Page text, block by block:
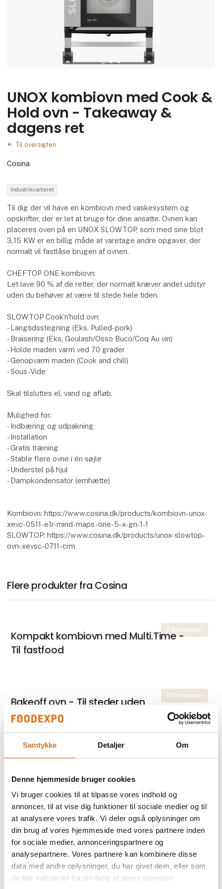
Samtykke Detaljer Om
Denne hjemmeside bruger cookies
Vi bruger cookies til at tilpasse vores indhold og
annoncer, til at vise dig funktioner til sociale medier og til
at analysere vores trafik. Vi deler også oplysninger om
din brug af vores hjemmeside med vores partnere inden
for sociale medier, annonceringspartnere og
analysepartnere. Vores partnere kan kombinere disse
data med andre oplysninger, du har givet dem, eller som
de har indsamlet fra din brug af deres tjenester.
UNOX kombiovn med Cook &
Hold ovn - Takeaway &
dagens ret
Til oversigten
Cosina
Industrikvarteret
Til dig der vil have en kombiovn med vaskesystem og
opskrifter, der er let at bruge for dine ansatte. Ovnen kan
placeres oven på en UNOX SLOWTOP, som med sine blot
3,15 KW er en billig måde at varetage andre opgaver, der
normalt vil fastlåse brugen af ovnen.
CHEFTOP ONE kombiovn:
Let lave 90 % af de retter, der normalt kræver andet udstyr
uden du behøver at være til stede hele tiden.
SLOWTOP Cook'n'hold ovn:
- Langtidsstegning (Eks. Pulled-pork)
- Braisering (Eks. Goulash/Osso Buco/Coq Au vin)
- Holde maden varm ved 70 grader
- Genopvarm maden (Cook and chill)
- Sous-Vide
Skal tilsluttes el, vand og afløb.
Mulighed for:
- Indbæring og udpakning
- Installation
- Gratis træning
- Stable flere ovne i én søjle
- Understel på hjul
- Dampkondensator (emhætte)
Kombiovn: https://www.cosina.dk/products/kombiovn-unox-
xevc-0511-e1r-mind-maps-one-5-x-gn-1-1
SLOWTOP: https://www.cosina.dk/products/unox-slowtop-
ovn-xevsc-0711-crm
Flere produkter fra Cosina
På messen
Kompakt kombiovn med Multi.Time -
Til fastfood
På messen
Bakeoff ovn - Til steder uden
vandtilslutning - Til
kaffebar/foodtrucks
Kombiovn med SMART.Drain
(fedtopsamling) - Til delikatesse &
slagter
På messen
Kompakt turboovn til snacks - Til café,
bar & takeaway